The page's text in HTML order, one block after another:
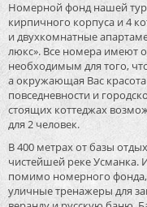
Номерной фонд нашей
кирпичного корпуса и 4
и двухкомнатные
люкс». Все номера имеют
необходимым для того,
а окружающая Вас
повседневности и
стоящих коттеджах
для 2 человек.
В 400 метрах от базы
чистейшей реке Усманка.
помимо номерного фонда,
уличные тренажеры для